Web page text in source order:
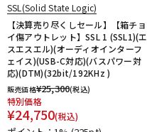
DJ機器
DTM オンライン納品
SSL(Solid State Logic)
【決算売り尽くしセール】【箱チョ
イ傷アウトレット】SSL 1 (SSL1)(エ
スエスエル)(オーディオインターフ
ェイス)(USB-C対応)(バスパワー対
応)(DTM)(32bit/192KHz )
販売価格¥25,300(税込)
特別価格
¥24,750(税込)